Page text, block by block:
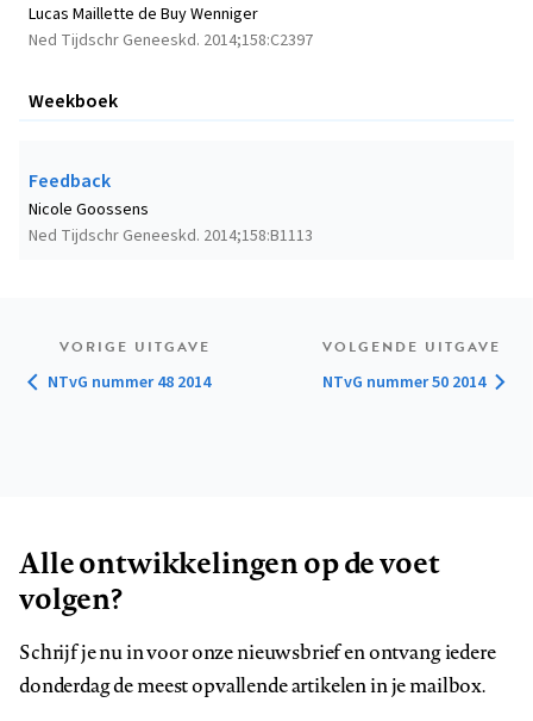
Ned Tijdschr Geneeskd. 2014;158:C2397
Lucas Maillette de Buy Wenniger
Weekboek
Feedback
Ned Tijdschr Geneeskd. 2014;158:B1113
Nicole Goossens
VORIGE UITGAVE
NTvG nummer 48 2014
VOLGENDE UITGAVE
NTvG nummer 50 2014
Alle ontwikkelingen op de voet
volgen?
Schrijf je nu in voor onze nieuwsbrief en ontvang iedere
donderdag de meest opvallende artikelen in je mailbox.